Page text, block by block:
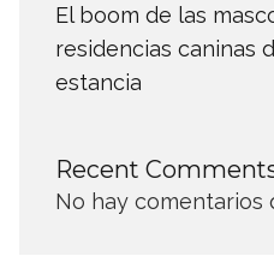
El boom de las
residencias caninas
estancia
Recent
No hay comentarios